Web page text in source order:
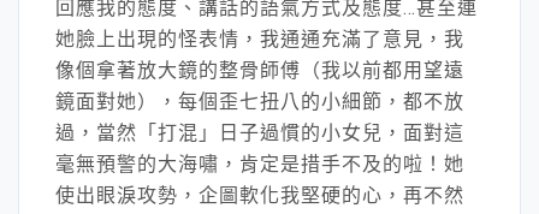
回應我的態度、講話的語氣方式及態度…甚至連
她臉上出現的怪表情，我通通充滿了意見，我
像個拿著放大鏡的整骨師傅（我以前都用望遠
鏡面對她），每個歪七扭八的小細節，都不放
過，當然「打混」日子過慣的小女兒，面對這
毫無預警的大海嘯，肯定是措手不及的啦！她
使出眼淚攻勢，企圖軟化我堅硬的心，再不然